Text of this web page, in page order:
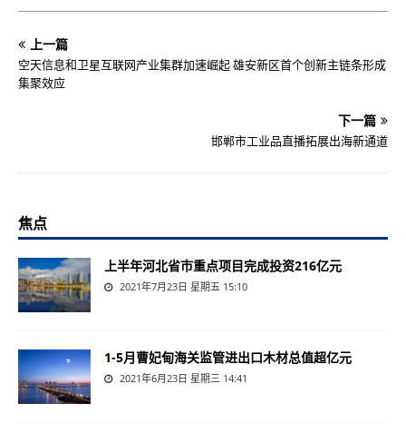
上一篇
空天信息和卫星互联网产业集群加速崛起 雄安新区首个创新主链条形成
集聚效应
下一篇
邯郸市工业品直播拓展出海新通道
焦点
上半年河北省市重点项目完成投资216亿元
2021年7月23日 星期五 15:10
1-5月曹妃甸海关监管进出口木材总值超亿元
2021年6月23日 星期三 14:41